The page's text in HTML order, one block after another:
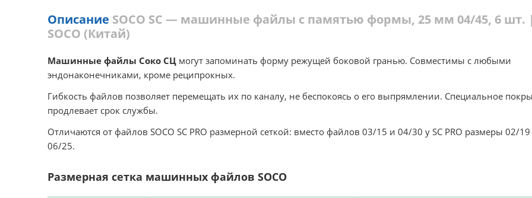
Описание SOCO SC — машинные файлы с памятью формы, 25 мм 04/45, 6 шт. |
SOCO (Китай)
Машинные файлы Соко СЦ могут запоминать форму режущей боковой гранью. Совместимы с любыми
эндонаконечниками, кроме реципрокных.
Гибкость файлов позволяет перемещать их по каналу, не беспокоясь о его выпрямлении. Специальное
продлевает срок службы.
Отличаются от файлов SOCO SC PRO размерной сеткой: вместо файлов 03/15 и 04/30 у SC PRO размеры 02/
06/25.
Размерная сетка машинных файлов SOCO